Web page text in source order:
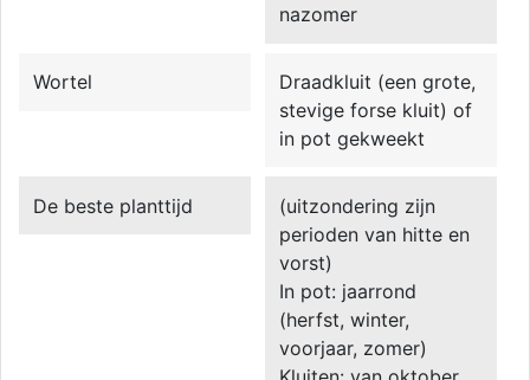
nazomer
Wortel
Draadkluit (een grote,
stevige forse kluit) of
in pot gekweekt
De beste planttijd
(uitzondering zijn
perioden van hitte en
vorst)
In pot: jaarrond
(herfst, winter,
voorjaar, zomer)